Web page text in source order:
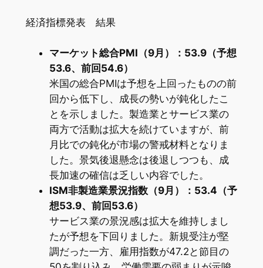
経済指標発表 結果
マーケット総合PMI（9月）：53.9（予想
53.6、前回54.6）
米国の総合PMIは予想を上回ったものの前
回から低下し、成長の勢いが鈍化したこ
とを示しました。製造業とサービス業の
両方で活動は拡大を続けていますが、前
月比での鈍化が市場の警戒材料となりま
した。景気後退懸念は後退しつつも、成
長加速の確信は乏しい内容でした。
ISM非製造業景況指数（9月）：53.4（予
想53.9、前回53.6）
サービス業の景況感は拡大を維持しまし
たが予想を下回りました。新規受注が堅
調だった一方、雇用指数が47.2と節目の